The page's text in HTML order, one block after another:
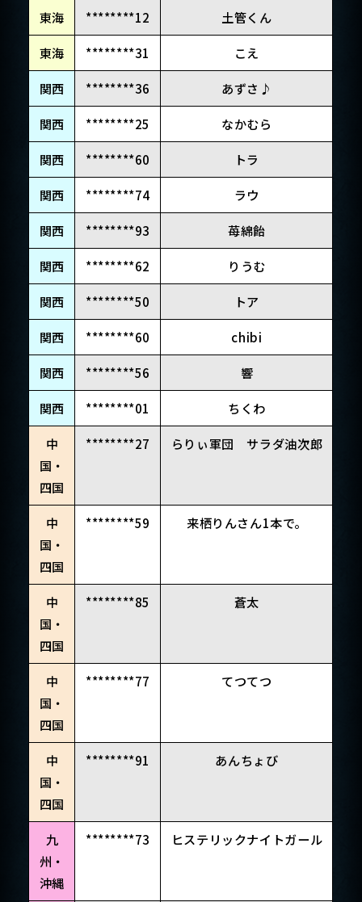
東海 ********12
土管くん
東海
********31
こえ
関西
********36
あずさ♪
関西
********25
なかむら
関西
********60
トラ
関西
********74
ラウ
関西
********93
苺綿飴
関西
********62
りうむ
関西
********50
トア
関西
********60
chibi
関西
********56
響
関西
********01
ちくわ
中
国・
四国
********27 らりぃ軍団 サラダ油次郎
中
国・
四国
********59 来栖りんさん1本で。
中
国・
四国
********85 蒼太
中
国・
四国
********77 てつてつ
中
国・
四国
********91 あんちょび
九
州・
沖縄
********73 ヒステリックナイトガール